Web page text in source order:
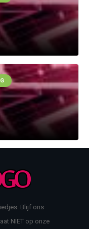
Blijf ons
NIET op onze